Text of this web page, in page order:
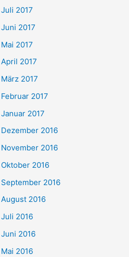
Juli 2017
Juni 2017
Mai 2017
April 2017
März 2017
Februar 2017
Januar 2017
Dezember 2016
November 2016
Oktober 2016
September 2016
August 2016
Juli 2016
Juni 2016
Mai 2016